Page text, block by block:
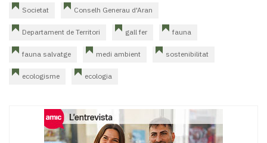
Societat Conselh Generau d'Aran
Departament de Territori gall fer fauna
fauna salvatge medi ambient sostenibilitat
ecologisme ecologia